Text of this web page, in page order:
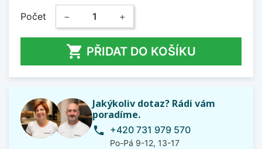
Počet − +
 PŘIDAT DO KOŠÍKU
Jakýkoliv dotaz? Rádi vám
poradíme.
phone +420 731 979 570
Po-Pá 9-12, 13-17